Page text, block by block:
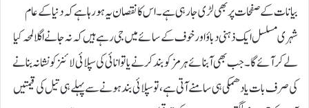
بیانات کے صفحات پر بھی لڑی جا رہی ہے۔اس کا نقصان یہ ہورہاہے کہ دنیا کے عام
شہری مسلسل ایک ذہنی دباؤ اور خوف کے سائے میں جی رہےہیں کہ نہ جانے اگلا لمحہ کیا
لے کر آئے گا۔جب بھی آبنائے ہرمز کو بند کرنے یا توانائی کی سپلائی لائنز کو نشانہ بنانے
کی صرف بات یا دھمکی ہی سامنے آتی ہے، تو سپلائی بند ہونے سے پہلے ہی تیل کی قیمتیں